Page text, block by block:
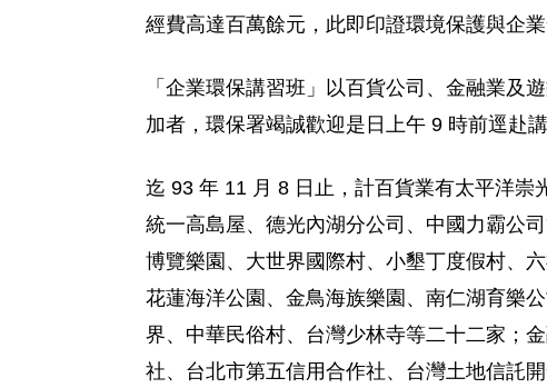
經費高達百萬餘元，此即印證環境保護與企
「企業環保講習班」以百貨公司、金融業及
加者，環保署竭誠歡迎是日上午 9 時前逕赴
迄 93 年 11 月 8 日止，計百貨業有太平洋崇
統一高島屋、德光內湖分公司、中國力霸公
博覽樂園、大世界國際村、小墾丁度假村、
花蓮海洋公園、金鳥海族樂園、南仁湖育樂
界、中華民俗村、台灣少林寺等二十二家；
社、台北市第五信用合作社、台灣土地信託